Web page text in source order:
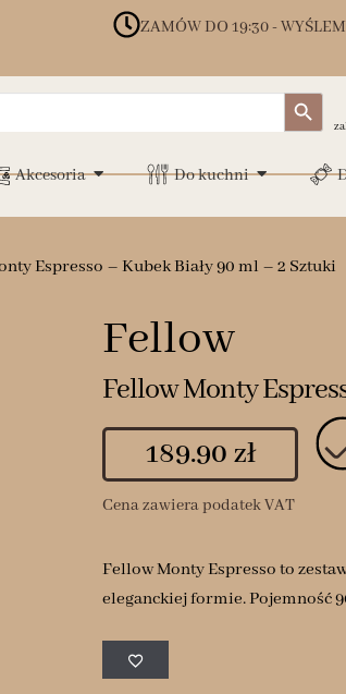
ZAMÓW DO 19:30 -
Search Button
Akcesoria Do kuchni
Espresso – Kubek Biały 90 ml – 2 Sztuki
Fellow
Fellow Monty
189.90 zł
Cena zawiera podatek VAT
Fellow Monty Espresso to
eleganckiej formie. Pojemność